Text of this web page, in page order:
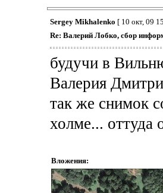
Sergey Mikhalenko [ 10 окт, 09
Re: Валерий Лобко, сбор
будучи в
Валерия
так же снимок
холме... оттуда
Вложения: